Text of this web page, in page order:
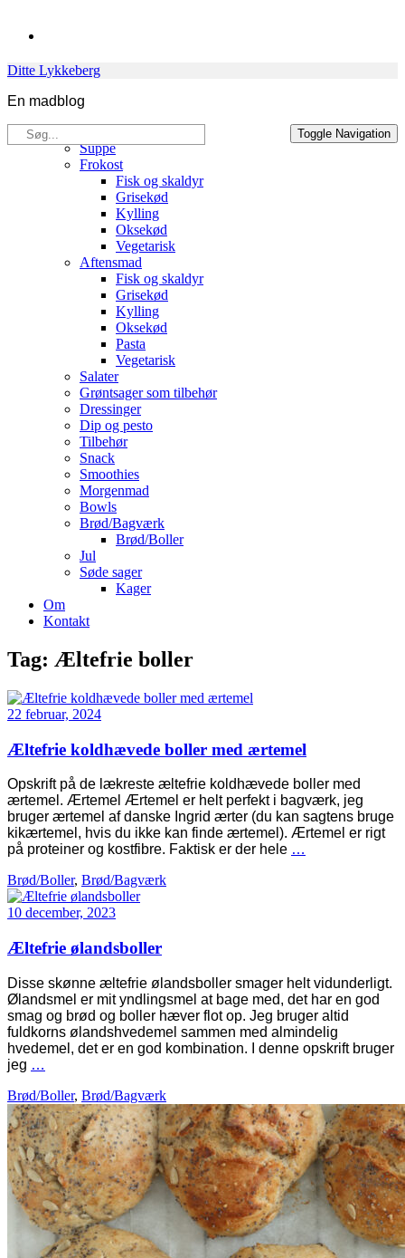
Ditte Lykkeberg
En madblog
Søg
efter:
Toggle Navigation
Opskrifter
Suppe
Frokost
Fisk og skaldyr
Grisekød
Kylling
Oksekød
Vegetarisk
Aftensmad
Fisk og skaldyr
Grisekød
Kylling
Oksekød
Pasta
Vegetarisk
Salater
Grøntsager som tilbehør
Dressinger
Dip og pesto
Tilbehør
Snack
Smoothies
Morgenmad
Bowls
Brød/Bagværk
Brød/Boller
Jul
Søde sager
Kager
Om
Kontakt
Tag: Æltefrie boller
22 februar, 2024
Æltefrie koldhævede boller med ærtemel
Opskrift på de lækreste æltefrie koldhævede boller med
ærtemel. Ærtemel Ærtemel er helt perfekt i bagværk, jeg
bruger ærtemel af danske Ingrid ærter (du kan sagtens bruge
kikærtemel, hvis du ikke kan finde ærtemel). Ærtemel er rigt
på proteiner og kostfibre. Faktisk er der hele …
Brød/Boller, Brød/Bagværk
10 december, 2023
Æltefrie ølandsboller
Disse skønne æltefrie ølandsboller smager helt vidunderligt.
Ølandsmel er mit yndlingsmel at bage med, det har en god
smag og brød og boller hæver flot op. Jeg bruger altid
fuldkorns ølandshvedemel sammen med almindelig
hvedemel, det er en god kombination. I denne opskrift bruger
jeg …
Brød/Boller, Brød/Bagværk